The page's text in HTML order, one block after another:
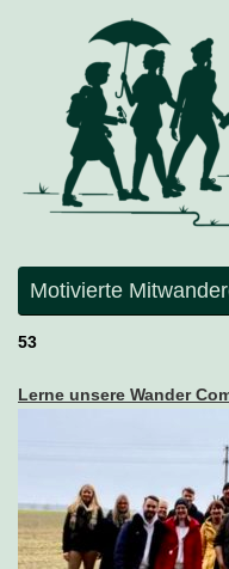
Motivierte
53
Lerne unsere Wander